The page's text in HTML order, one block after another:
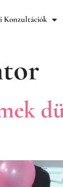
Konzultációk